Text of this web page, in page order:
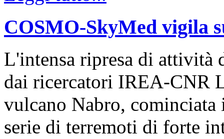
COSMO-SkyMed vigila
L'intensa ripresa di attività
dai ricercatori IREA-CNR
vulcano Nabro,
serie di terremoti di forte